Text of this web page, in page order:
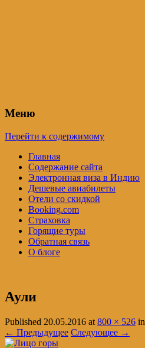
Меню
Перейти к содержимому
Главная
Содержание сайта
Электронная виза в Индию
Дешевые авиабилеты
Отели со скидкой
Booking.com
Страховка
Горящие туры
Обратная связь
О блоге
Аули
Published 20.05.2016 at 800 × 526 in
← Предыдущее Следующее →